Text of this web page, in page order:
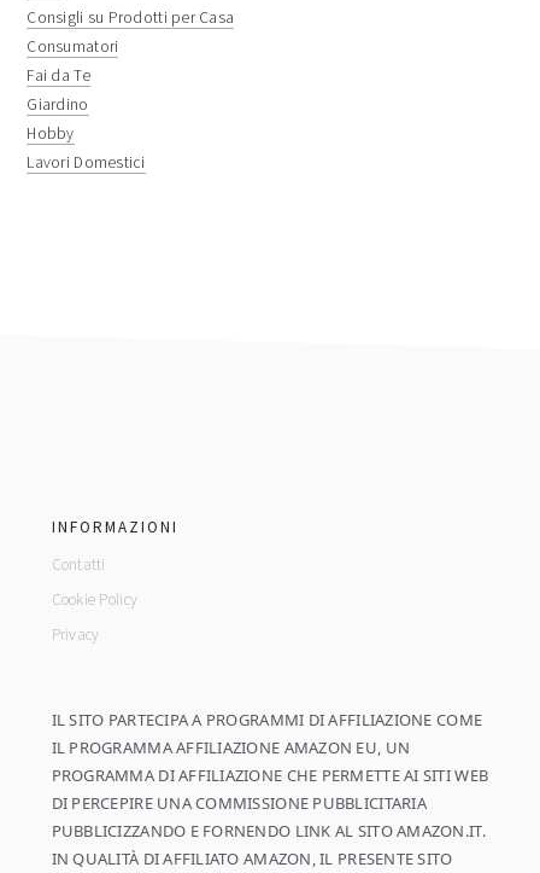
Consigli su Prodotti per Casa
Consumatori
Fai da Te
Giardino
Hobby
Lavori Domestici
INFORMAZIONI
Contatti
Cookie Policy
Privacy
IL SITO PARTECIPA A PROGRAMMI DI AFFILIAZIONE COME
IL PROGRAMMA AFFILIAZIONE AMAZON EU, UN
PROGRAMMA DI AFFILIAZIONE CHE PERMETTE AI SITI WEB
DI PERCEPIRE UNA COMMISSIONE PUBBLICITARIA
PUBBLICIZZANDO E FORNENDO LINK AL SITO AMAZON.IT.
IN QUALITÀ DI AFFILIATO AMAZON, IL PRESENTE SITO